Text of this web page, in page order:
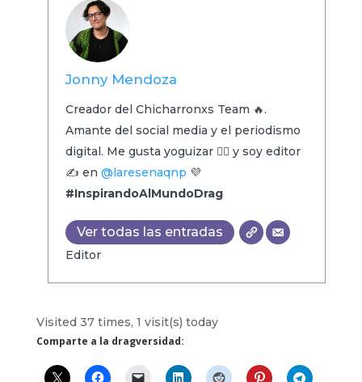
Jonny Mendoza
Creador del Chicharronxs Team 🔥.
Amante del social media y el periodismo
digital. Me gusta yoguizar 🧘‍♂️ y soy editor
✍️ en @laresenaqnp 💜
#InspirandoAlMundoDrag
Ver todas las entradas
Editor
Visited 37 times, 1 visit(s) today
Comparte a la dragversidad: